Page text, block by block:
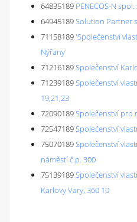
64835189 PENECOS-N spol.
64945189Solution Partner
71158189'Společenství
Nýřany'
71216189Společenství
71239189Společenství
19,21,23
72090189Společenství pro
72547189Společenství
75070189Společenství
náměstí č.p. 300
75139189Společenství
Karlovy Vary, 360 10